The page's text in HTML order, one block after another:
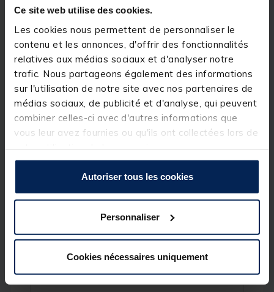
Ce site web utilise des cookies.
Les cookies nous permettent de personnaliser le
contenu et les annonces, d'offrir des fonctionnalités
relatives aux médias sociaux et d'analyser notre
trafic. Nous partageons également des informations
sur l'utilisation de notre site avec nos partenaires de
médias sociaux, de publicité et d'analyse, qui peuvent
combiner celles-ci avec d'autres informations que
vous leur avez fournies ou qu'ils ont collectées lors de
Autoriser tous les cookies
Personnaliser
Cookies nécessaires uniquement
d'un dispositif précis qui permet de verser goutte
par goutte chaque composant. Mélangez le même
nombre de gouttes de chaque produit à l'aide d'une
aiguille ou d'une petite spatule. Une fois bien
mélangée, cetterésine époxy 5 minutesest prête
pour être appliquée sur la mouche.
Cette résine durcit rapidement ce qui facilite son
utilisation lors des finitions de mouches. L'utilisation
de la rotation de l'étau améliore la répartition de la
résine en fonction de l'effet recherché.
A la différence de certainesrésines époxyde moins
n’altère pas les couleurs.
Spécifications